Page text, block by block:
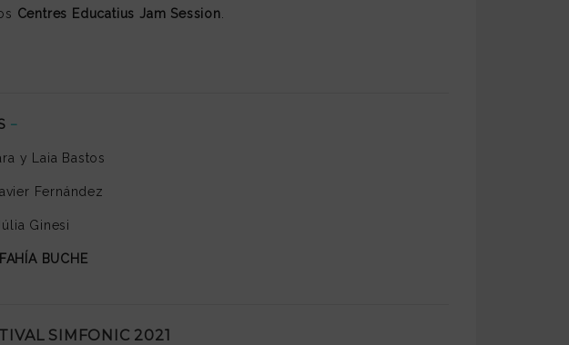
Centres Educatius Jam Session
–
y Laia Bastos
Fernández
Ginesi
BUCHE
SIMFONIC 2021